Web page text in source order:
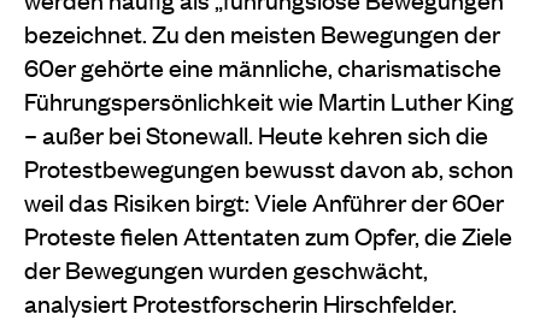
bezeichnet. Zu den meisten Bewegungen der
60er gehörte eine männliche, charismatische
Führungspersönlichkeit wie Martin Luther King
– außer bei Stonewall. Heute kehren sich die
Protestbewegungen bewusst davon ab, schon
weil das Risiken birgt: Viele Anführer der 60er
Proteste fielen Attentaten zum Opfer, die Ziele
der Bewegungen wurden geschwächt,
analysiert Protestforscherin Hirschfelder.